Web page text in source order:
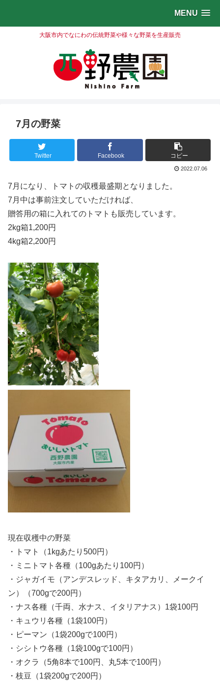
MENU
大阪市内でなにわの伝統野菜や様々な野菜を生産販売
7月の野菜
Twitter Facebook コピー
2022.07.06
7月になり、トマトの収穫最盛期となりました。
7月中は事前注文していただければ、
贈答用の箱に入れてのトマトも販売しています。
2kg箱1,200円
4kg箱2,200円
現在収穫中の野菜
・トマト（1kgあたり500円）
・ミニトマト各種（100gあたり100円）
・ジャガイモ（アンデスレッド、キタアカリ、メークイ
ン）（700gで200円）
・ナス各種（千両、水ナス、イタリアナス）1袋100円
・キュウリ各種（1袋100円）
・ピーマン（1袋200gで100円）
・シシトウ各種（1袋100gで100円）
・オクラ（5角8本で100円、丸5本で100円）
・枝豆（1袋200gで200円）